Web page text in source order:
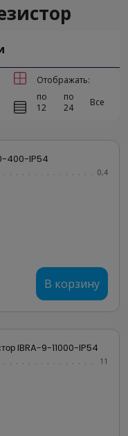
Отображать:
по
12
по
24
Все
400-IP54
0,4
В корзину
IBRA-9-11000-IP54
11